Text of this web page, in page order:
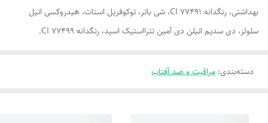
بهداشتی، رنگدانه 77491 CI، شی باتر، توکوفریل استات، هیدروکسی اتیل
سلولز، دی سدیم اتیلن دی آمین تترااستیک اسید، رنگدانه 77499 CI.
دسته‌بندی: مراقبت و ضد آفتاب